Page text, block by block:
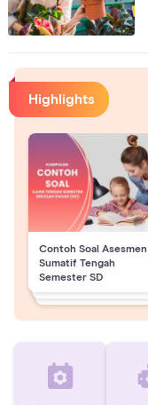
Highlights
Contoh Soal Asesmen
Sumatif Tengah
Semester SD